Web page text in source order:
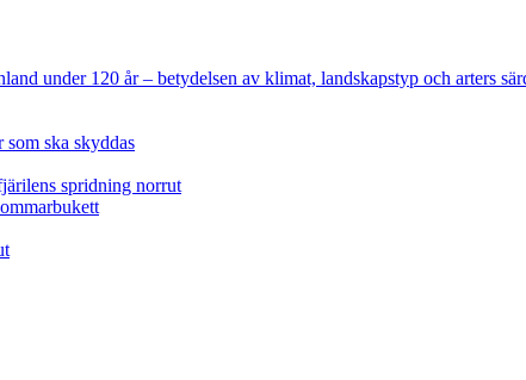
under 120 år– betydelsen av klimat, landskapstyp och arters
ska skyddas
spridning norrut